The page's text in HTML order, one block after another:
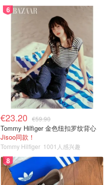
6
€23.20 €59.90
Tommy Hilfiger 金色纽扣罗纹背心
Jisoo同款！
Tommy Hilfiger 1001人感兴趣
8